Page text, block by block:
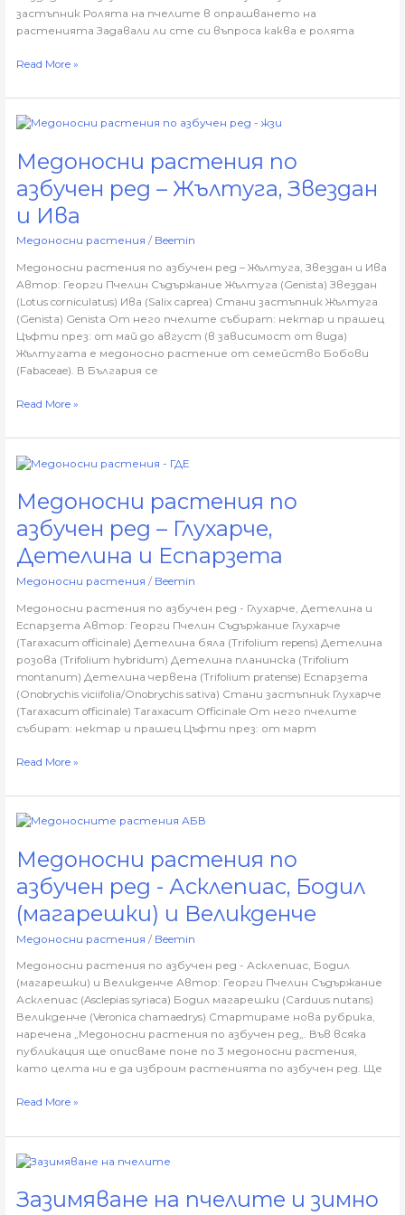
застъпник Ролята на пчелите в опрашването на
растенията Задавали ли сте си въпроса каква е ролята
Read More »
Медоносни растения по
азбучен ред – Жълтуга, Звездан
и Ива
Медоносни растения / Beemin
Медоносни растения по азбучен ред – Жълтуга, Звездан и Ива
Автор: Георги Пчелин Съдържание Жълтуга (Genista) Звездан
(Lotus corniculatus) Ива (Salix caprea) Стани застъпник Жълтуга
(Genista) Genista От него пчелите събират: нектар и прашец
Цъфти през: от май до август (в зависимост от вида)
Жълтугата е медоносно растение от семейство Бобови
(Fabaceae). В България се
Медоносни
по
азбучен
ред
Жълтуга,
Звездан
Ива
Read More »
Медоносни растения по
азбучен ред – Глухарче,
Детелина и Еспарзета
Медоносни растения / Beemin
Медоносни растения по азбучен ред - Глухарче, Детелина и
Еспарзета Автор: Георги Пчелин Съдържание Глухарче
(Taraxacum officinale) Детелина бяла (Trifolium repens) Детелина
розова (Trifolium hybridum) Детелина планинска (Trifolium
montanum) Детелина червена (Trifolium pratense) Еспарзета
(Onobrychis viciifolia/Onobrychis sativa) Стани застъпник Глухарче
(Taraxacum officinale) Taraxacum Officinale От него пчелите
събират: нектар и прашец Цъфти през: от март
Медоносни
по
азбучен
ред
Глухарче,
Детелина
Еспарзета
Read More »
Медоносни растения по
азбучен ред - Асклепиас, Бодил
(магарешки) и Великденче
Медоносни растения / Beemin
Медоносни растения по азбучен ред - Асклепиас, Бодил
(магарешки) и Великденче Автор: Георги Пчелин Съдържание
Асклепиас (Asclepias syriaca) Бодил магарешки (Carduus nutans)
Великденче (Veronica chamaedrys) Стартираме нова рубрика,
наречена „Медоносни растения по азбучен ред„. Във всяка
публикация ще описваме поне по 3 медоносни растения,
като целта ни е да изброим растенията по азбучен ред. Ще
Медоносни
по
азбучен
ред
-
Асклепиас,
Бодил
Великденче
Read More »
Зазимяване на пчелите и зимно
Зазимяване
пчелите